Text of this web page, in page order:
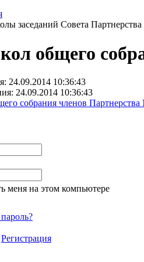
заседаний Совета
общего
24.09.2014 10:36:43
24.09.2014 10:36:43
собрания членов
меня на этом компьютере
Регистрация